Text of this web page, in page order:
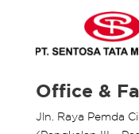
Office &
Jln. Raya Pemda